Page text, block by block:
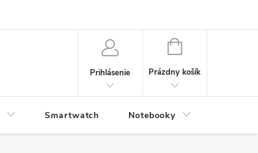
Prihlásenie
NÁKUPNÝ
Prázdny košík
Smartwatch Notebooky